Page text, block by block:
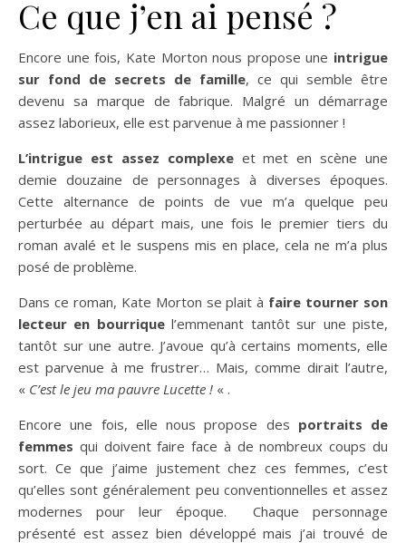
Ce que j’en ai pensé ?
Encore une fois, Kate Morton nous propose une intrigue
sur fond de secrets de famille, ce qui semble être
devenu sa marque de fabrique. Malgré un démarrage
assez laborieux, elle est parvenue à me passionner !
L’intrigue est assez complexeet met en scène une
demie douzaine de personnages à diverses époques.
Cette alternance de points de vue m’a quelque peu
perturbée au départ mais, une fois le premier tiers du
roman avalé et le suspens mis en place, cela ne m’a plus
posé de problème.
Dans ce roman, Kate Morton se plait à faire tourner son
lecteur en bourriquel’emmenant tantôt sur une piste,
tantôt sur une autre. J’avoue qu’à certains moments, elle
est parvenue à me frustrer… Mais, comme dirait l’autre,
« C’est le jeu ma pauvre Lucette ! « .
Encore une fois, elle nous propose des portraits de
femmes qui doivent faire face à de nombreux coups du
sort. Ce que j’aime justement chez ces femmes, c’est
qu’elles sont généralement peu conventionnelles et assez
modernes pour leur époque. Chaque personnage
présenté est assez bien développé mais j’ai trouvé de